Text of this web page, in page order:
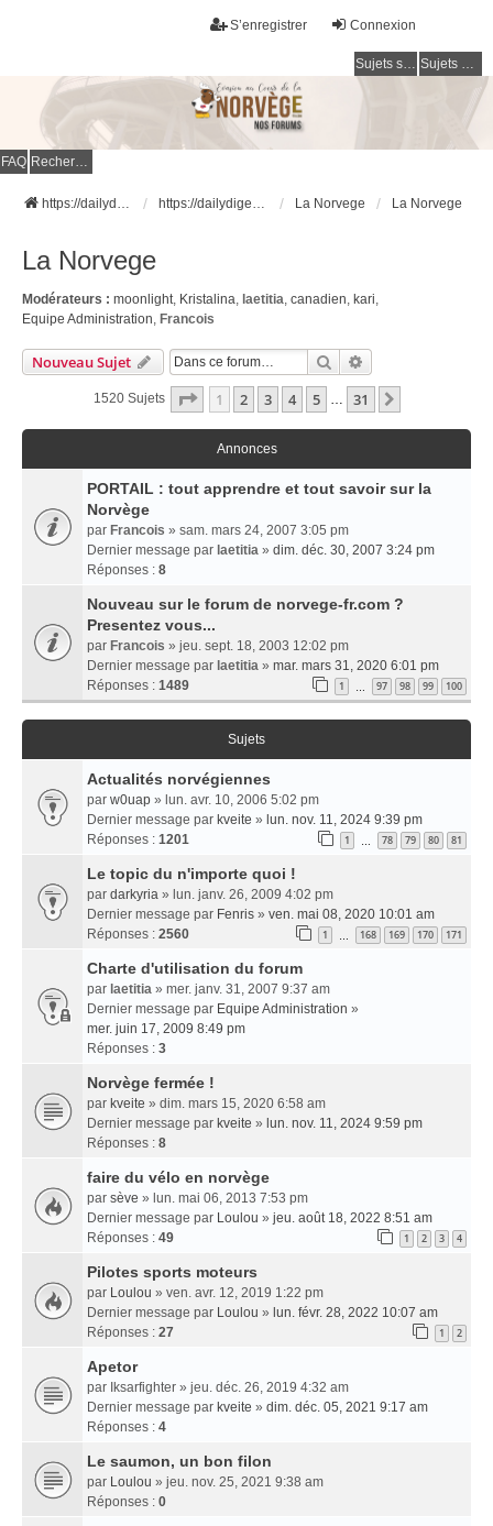
Connexion
S’enregistrer
Sujets sans réponse Sujets actifs
FAQ Rechercher
https://dailydigesthub.com https://dailydigesthub.com La Norvege La Norvege
La Norvege
Modérateurs : moonlight, Kristalina, laetitia, canadien, kari,
Equipe Administration, Francois
Nouveau Sujet Rechercher
1520 Sujets Page 1Sur31
1 2 3 4 5 … 31
Annonces
PORTAIL : tout apprendre et tout savoir sur la
Norvège
par Francois » sam. mars 24, 2007 3:05 pm
Dernier message par laetitia » dim. déc. 30, 2007 3:24 pm
Réponses : 8
Nouveau sur le forum de norvege-fr.com ?
Presentez vous...
par Francois » jeu. sept. 18, 2003 12:02 pm
Dernier message par laetitia » mar. mars 31, 2020 6:01 pm
Réponses : 1489 1 … 97 98 99 100
Sujets
Actualités norvégiennes
par w0uap » lun. avr. 10, 2006 5:02 pm
Dernier message par kveite » lun. nov. 11, 2024 9:39 pm
Réponses : 1201 1 … 78 79 80 81
Le topic du n'importe quoi !
par darkyria » lun. janv. 26, 2009 4:02 pm
Dernier message par Fenris » ven. mai 08, 2020 10:01 am
Réponses : 2560 1 … 168 169 170 171
Charte d'utilisation du forum
par laetitia » mer. janv. 31, 2007 9:37 am
Dernier message par Equipe Administration »
mer. juin 17, 2009 8:49 pm
Réponses : 3
Norvège fermée !
par kveite » dim. mars 15, 2020 6:58 am
Dernier message par kveite » lun. nov. 11, 2024 9:59 pm
Réponses : 8
faire du vélo en norvège
par sève » lun. mai 06, 2013 7:53 pm
Dernier message par Loulou » jeu. août 18, 2022 8:51 am
Réponses : 49 1 2 3 4
Pilotes sports moteurs
par Loulou » ven. avr. 12, 2019 1:22 pm
Dernier message par Loulou » lun. févr. 28, 2022 10:07 am
Réponses : 27 1 2
Apetor
par Iksarfighter » jeu. déc. 26, 2019 4:32 am
Dernier message par kveite » dim. déc. 05, 2021 9:17 am
Réponses : 4
Le saumon, un bon filon
par Loulou » jeu. nov. 25, 2021 9:38 am
Réponses : 0